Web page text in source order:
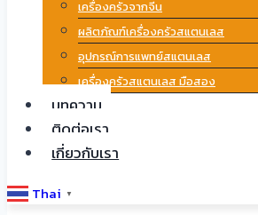
เครื่องครัวจากจีน
ผลิตภัณฑ์เครื่องครัวสแตนเลส
อุปกรณ์การแพทย์สแตนเลส
เครื่องครัวสแตนเลส มือสอง
บทความ
ติดต่อเรา
เกี่ยวกับเรา
Thai ▼